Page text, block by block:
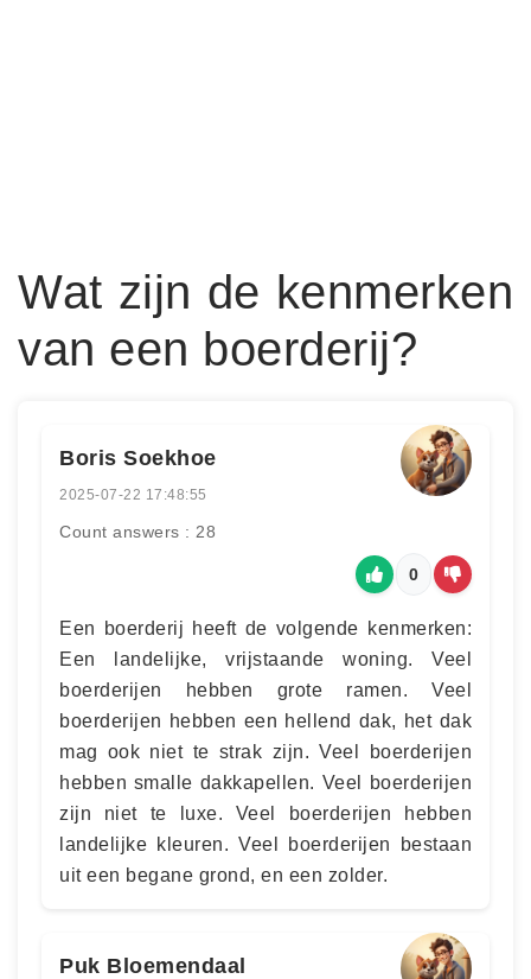
Wat zijn de kenmerken
van een boerderij?
Boris Soekhoe
2025-07-22 17:48:55
Count answers : 28
0
Een boerderij heeft de volgende kenmerken:
Een landelijke, vrijstaande woning. Veel
boerderijen hebben grote ramen. Veel
boerderijen hebben een hellend dak, het dak
mag ook niet te strak zijn. Veel boerderijen
hebben smalle dakkapellen. Veel boerderijen
zijn niet te luxe. Veel boerderijen hebben
landelijke kleuren. Veel boerderijen bestaan
uit een begane grond, en een zolder.
Puk Bloemendaal